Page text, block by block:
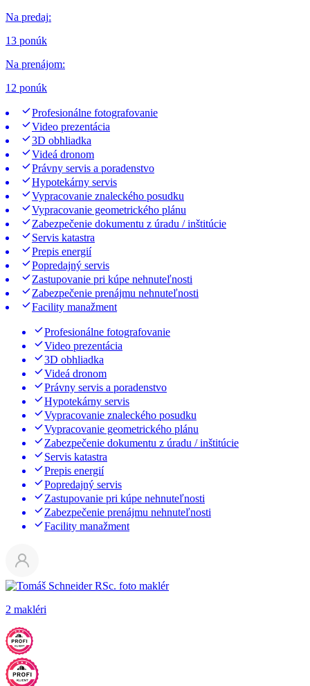
Na predaj:
13 ponúk
Na prenájom:
12 ponúk
Profesionálne fotografovanie
Video prezentácia
3D obhliadka
Videá dronom
Právny servis a poradenstvo
Hypotekárny servis
Vypracovanie znaleckého posudku
Vypracovanie geometrického plánu
Zabezpečenie dokumentu z úradu / inštitúcie
Servis katastra
Prepis energií
Popredajný servis
Zastupovanie pri kúpe nehnuteľnosti
Zabezpečenie prenájmu nehnuteľnosti
Facility manažment
Profesionálne fotografovanie
Video prezentácia
3D obhliadka
Videá dronom
Právny servis a poradenstvo
Hypotekárny servis
Vypracovanie znaleckého posudku
Vypracovanie geometrického plánu
Zabezpečenie dokumentu z úradu / inštitúcie
Servis katastra
Prepis energií
Popredajný servis
Zastupovanie pri kúpe nehnuteľnosti
Zabezpečenie prenájmu nehnuteľnosti
Facility manažment
2 makléri